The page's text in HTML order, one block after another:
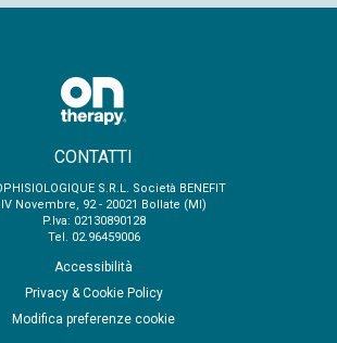
CONTATTI
S.R.L. Società BENEFIT
Novembre, 92 - 20021 Bollate (MI)
P.Iva: 02130890128
Tel. 02.96459006
Accessibilità
Privacy & Cookie Policy
Modifica preferenze cookie